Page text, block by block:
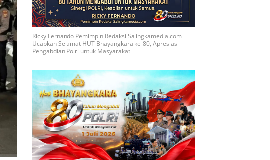
Ricky Fernando Pemimpin Redaksi Salingkamedia.com
Ucapkan Selamat HUT Bhayangkara ke-80, Apresiasi
Pengabdian Polri untuk Masyarakat